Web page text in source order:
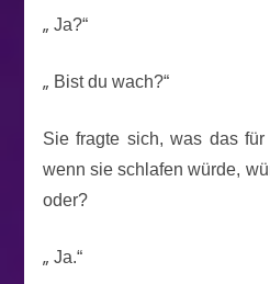
„ Ja?“
„ Bist du wach?“
Sie fragte sich, was das
wenn sie schlafen würde,
oder?
„ Ja.“